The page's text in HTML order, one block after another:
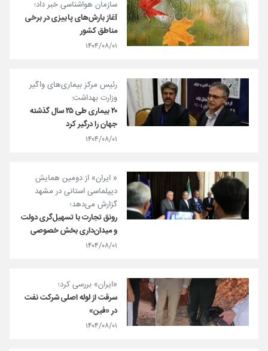
سازمان هواشناسی خبر داد؛
آغاز بارش‌های پاییزی در برخی
مناطق کشور
۱۴۰۴/۰۸/۰۱
رئیس مرکز بیماری‌های واگیر
وزارت بهداشت:
۲۰ بیماری طی ۲۵ سال گذشته
جهان را درگیر کرد
۱۴۰۴/۰۸/۰۱
« ایران» از دومین همایش
دیپلماسی استانی در مشهد
گزارش می‌دهد؛
رونق تجارت با تسهیل‌گری دولت
و میدان‌داری بخش خصوصی
۱۴۰۴/۰۸/۰۱
«ایران» بررسی کرد؛
سرقت از لوله اصلی شرکت نفت
در «فین»
۱۴۰۴/۰۸/۰۱